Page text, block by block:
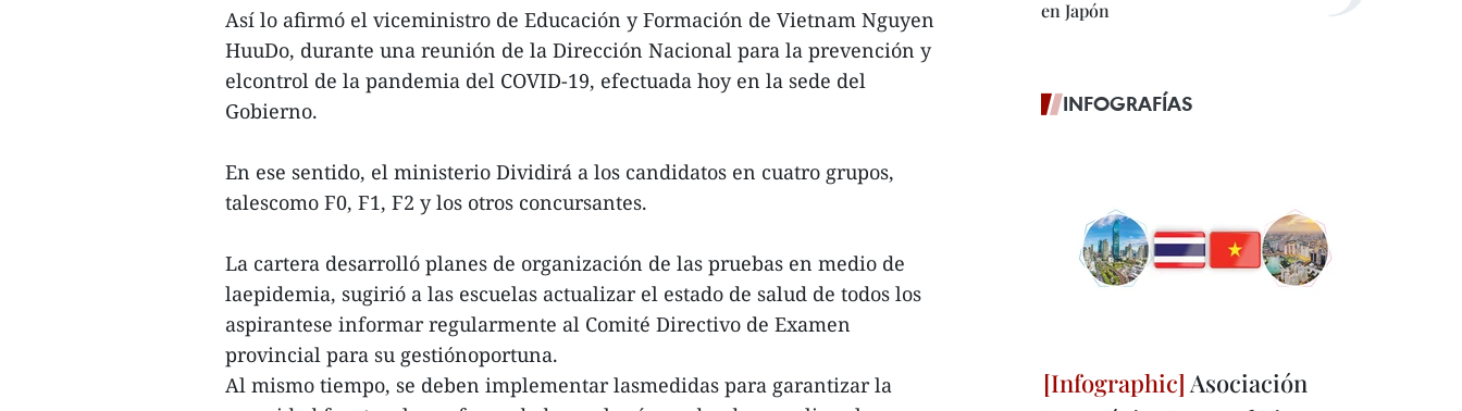
Así lo afirmó el viceministro de Educación y Formación de Vietnam Nguyen
HuuDo, durante una reunión de la Dirección Nacional para la prevención y
elcontrol de la pandemia del COVID-19, efectuada hoy en la sede del
Gobierno.
En ese sentido, el ministerio Dividirá a los candidatos en cuatro grupos,
talescomo F0, F1, F2 y los otros concursantes.
La cartera desarrolló planes de organización de las pruebas en medio de
laepidemia, sugirió a las escuelas actualizar el estado de salud de todos los
aspirantese informar regularmente al Comité Directivo de Examen
provincial para su gestiónoportuna.
Al mismo tiempo, se deben implementar lasmedidas para garantizar la
en Japón
INFOGRAFÍAS
Asociación